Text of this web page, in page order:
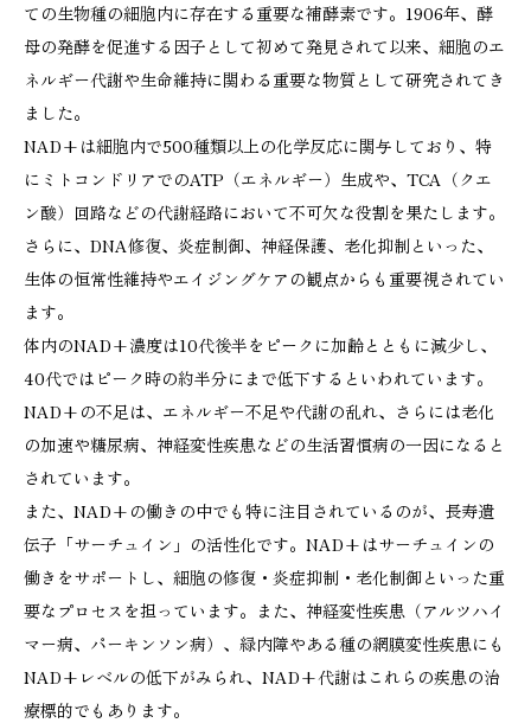
ての生物種の細胞内に存在する重要な補酵素です。1906年、酵
母の発酵を促進する因子として初めて発見されて以来、細胞のエ
ネルギー代謝や生命維持に関わる重要な物質として研究されてき
ました。
NAD+は細胞内で500種類以上の化学反応に関与しており、特
にミトコンドリアでのATP（エネルギー）生成や、TCA（クエ
ン酸）回路などの代謝経路において不可欠な役割を果たします。
さらに、DNA修復、炎症制御、神経保護、老化抑制といった、
生体の恒常性維持やエイジングケアの観点からも重要視されてい
ます。
体内のNAD+濃度は10代後半をピークに加齢とともに減少し、
40代ではピーク時の約半分にまで低下するといわれています。
NAD+の不足は、エネルギー不足や代謝の乱れ、さらには老化
の加速や糖尿病、神経変性疾患などの生活習慣病の一因になると
されています。
また、NAD+の働きの中でも特に注目されているのが、長寿遺
伝子「サーチュイン」の活性化です。NAD+はサーチュインの
働きをサポートし、細胞の修復・炎症抑制・老化制御といった重
要なプロセスを担っています。また、神経変性疾患（アルツハイ
マー病、パーキンソン病）、緑内障やある種の網膜変性疾患にも
NAD+レベルの低下がみられ、NAD+代謝はこれらの疾患の治
療標的でもあります。